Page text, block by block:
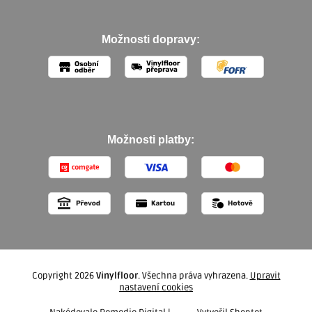
Možnosti dopravy:
Možnosti platby:
Copyright 2026Vinylfloor. Všechna práva vyhrazena. Upravit
nastavení cookies